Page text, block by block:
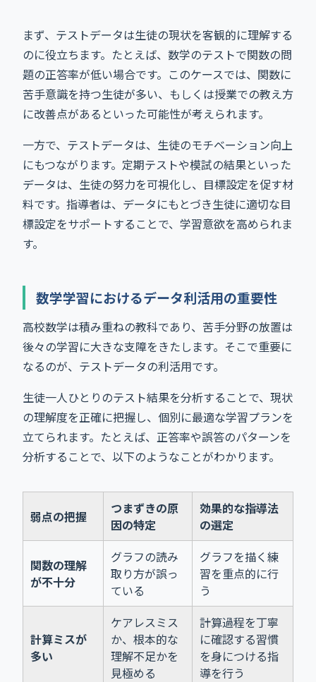
まず、テストデータは生徒の現状を客観的に理解する
のに役立ちます。たとえば、数学のテストで関数の問
題の正答率が低い場合です。このケースでは、関数に
苦手意識を持つ生徒が多い、もしくは授業での教え方
に改善点があるといった可能性が考えられます。
一方で、テストデータは、生徒のモチベーション向上
にもつながります。定期テストや模試の結果といった
データは、生徒の努力を可視化し、目標設定を促す材
料です。指導者は、データにもとづき生徒に適切な目
標設定をサポートすることで、学習意欲を高められま
す。
数学学習におけるデータ利活用の重要性
高校数学は積み重ねの教科であり、苦手分野の放置は
後々の学習に大きな支障をきたします。そこで重要に
なるのが、テストデータの利活用です。
生徒一人ひとりのテスト結果を分析することで、現状
の理解度を正確に把握し、個別に最適な学習プランを
立てられます。たとえば、正答率や誤答のパターンを
分析することで、以下のようなことがわかります。
弱点の把握
つまずきの原
因の特定
効果的な指導法
の選定
関数の理解
が不十分
グラフの読み
取り方が誤っ
ている
グラフを描く練
習を重点的に行
う
計算ミスが
多い
ケアレスミス
か、根本的な
理解不足かを
見極める
計算過程を丁寧
に確認する習慣
を身につける指
導を行う